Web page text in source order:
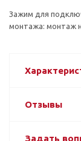
Зажим для
монтажа: монтаж
Отзывы
Задать